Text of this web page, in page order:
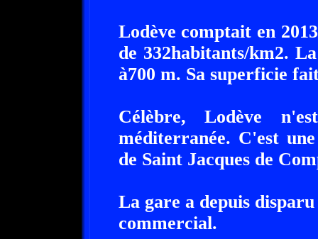
Lodève comptait en
de 332habitants/km2.
à700 m. Sa superficie
Célèbre, Lodève
méditerranée. C'est
de Saint Jacques de
La gare a depuis
commercial.